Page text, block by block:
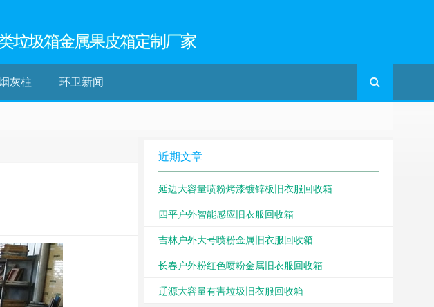
垃圾箱金属果皮箱定制厂家
灰柱 环卫新闻
近期文章
延边大容量喷粉烤漆镀锌板旧衣服回收箱
四平户外智能感应旧衣服回收箱
吉林户外大号喷粉金属旧衣服回收箱
长春户外粉红色喷粉金属旧衣服回收箱
辽源大容量有害垃圾旧衣服回收箱